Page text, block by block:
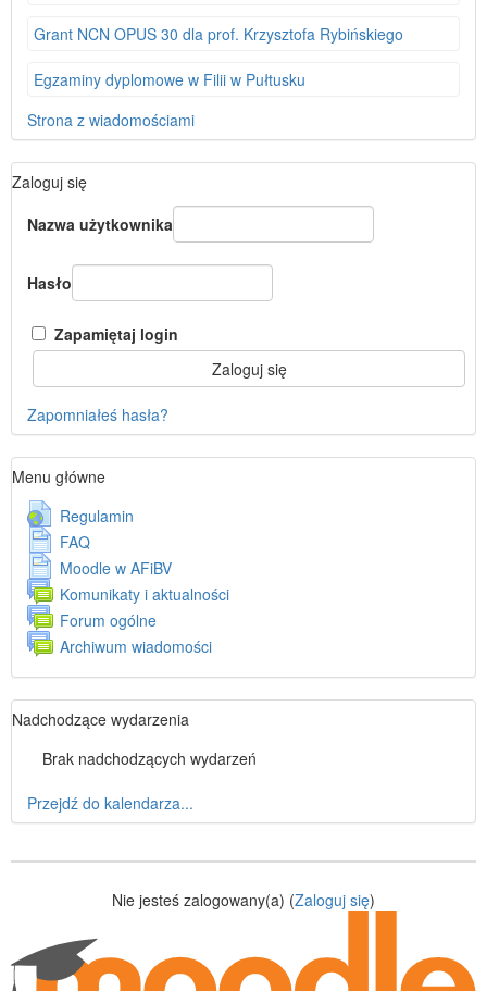
Grant NCN OPUS 30 dla prof. Krzysztofa Rybińskiego
Egzaminy dyplomowe w Filii w Pułtusku
Strona z wiadomościami
Pomiń
Zaloguj
się
Zaloguj się
Nazwa użytkownika
Hasło
Zapamiętaj login
Zapomniałeś hasła?
Pomiń
Menu
główne
Menu główne
Regulamin
e
s
U
R
FAQS
r
o
n
a
Moodle w AFiBVS
t
r
n
a
Komunikaty i aktualnościF
m
Forum ogólne
Archiwum wiadomościF
r
u
Pomiń
Nadchodzące
wydarzenia
Nadchodzące wydarzenia
Brak nadchodzących wydarzeń
Przejdź do kalendarza...
Nie jesteś zalogowany(a) (Zaloguj się)